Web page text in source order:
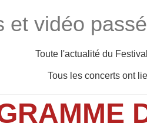
et vidéo
Toute l'actualité du
Tous les concerts ont